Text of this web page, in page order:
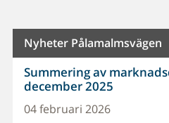
Nyheter Pålamalmsvägen
Summering av
december 2025
04 februari 2026